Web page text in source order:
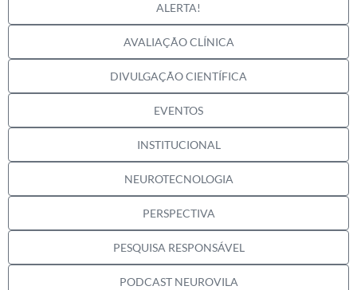
ALERTA!
AVALIAÇÃO CLÍNICA
DIVULGAÇÃO CIENTÍFICA
EVENTOS
INSTITUCIONAL
NEUROTECNOLOGIA
PERSPECTIVA
PESQUISA RESPONSÁVEL
PODCAST NEUROVILA